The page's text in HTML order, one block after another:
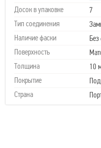
Досок в упаковке
7
Тип соединения
Наличие фаски
Поверхность
Толщина
10
Покрытие
Страна